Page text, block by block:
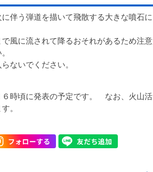
伴う弾道を描いて飛散する大きな噴石に
風に流されて降るおそれがあるため注意
ないでください。
６時頃に発表の予定です。 なお、火山活
。